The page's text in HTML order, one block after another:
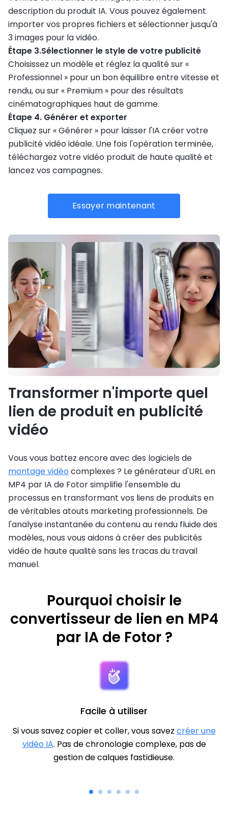
description du produit IA. Vous pouvez également
importer vos propres fichiers et sélectionner jusqu'à
3 images pour la vidéo.
Étape 3.Sélectionner le style de votre publicité
Choisissez un modèle et réglez la qualité sur «
Professionnel » pour un bon équilibre entre vitesse et
rendu, ou sur « Premium » pour des résultats
cinématographiques haut de gamme.
Étape 4. Générer et exporter
Cliquez sur « Générer » pour laisser l'IA créer votre
publicité vidéo idéale. Une fois l'opération terminée,
téléchargez votre vidéo produit de haute qualité et
lancez vos campagnes.
Essayer maintenant
Transformer n'importe quel
lien de produit en publicité
vidéo
Vous vous battez encore avec des logiciels de
montage vidéocomplexes ? Le générateur d'URL en
MP4 par IA de Fotor simplifie l'ensemble du
processus en transformant vos liens de produits en
de véritables atouts marketing professionnels. De
l'analyse instantanée du contenu au rendu fluide des
modèles, nous vous aidons à créer des publicités
vidéo de haute qualité sans les tracas du travail
manuel.
Pourquoi choisir le
convertisseur de lien en MP4
par IA de Fotor ?
Facile à utiliser
Si vous savez copier et coller, vous savez créer une
vidéo IA. Pas de chronologie complexe, pas de
gestion de calques fastidieuse.